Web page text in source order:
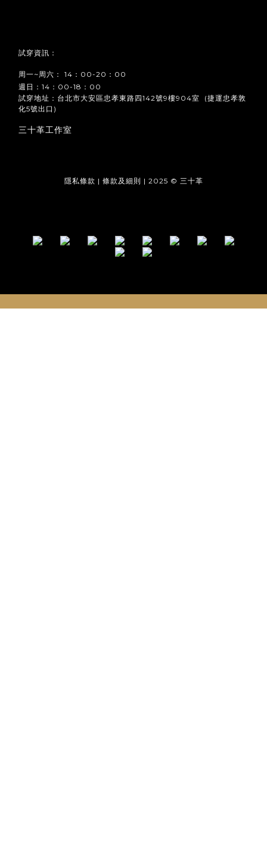
試穿資訊：
周一~周六： 14：00-20：00
週日：14：00-18：00
試穿地址：台北市大安區忠孝東路四142號9樓904室 (捷運忠孝敦
化5號出口)
三十革工作室
隱私條款 | 條款及細則 | 2025 © 三十革